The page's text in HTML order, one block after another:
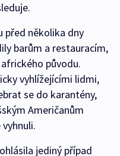
před několika dny
barům a restauracím,
původu.
vyhlížejícími lidmi,
se do karantény,
Američanům
jediný případ